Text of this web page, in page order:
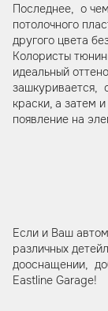
Последнее, о
потолочного
другого цвета
Колористы
идеальный
зашкуривается,
краски, а затем
появление на
Если и Ваш
различных
дооснащении,
Eastline Garage!